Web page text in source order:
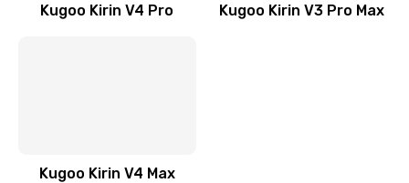
Kugoo Kirin V4 Pro Kugoo Kirin V3 Pro Max
Kugoo Kirin V4 Max